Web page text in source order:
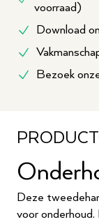
voorraad)
Download
Bezoek
Deze
voor